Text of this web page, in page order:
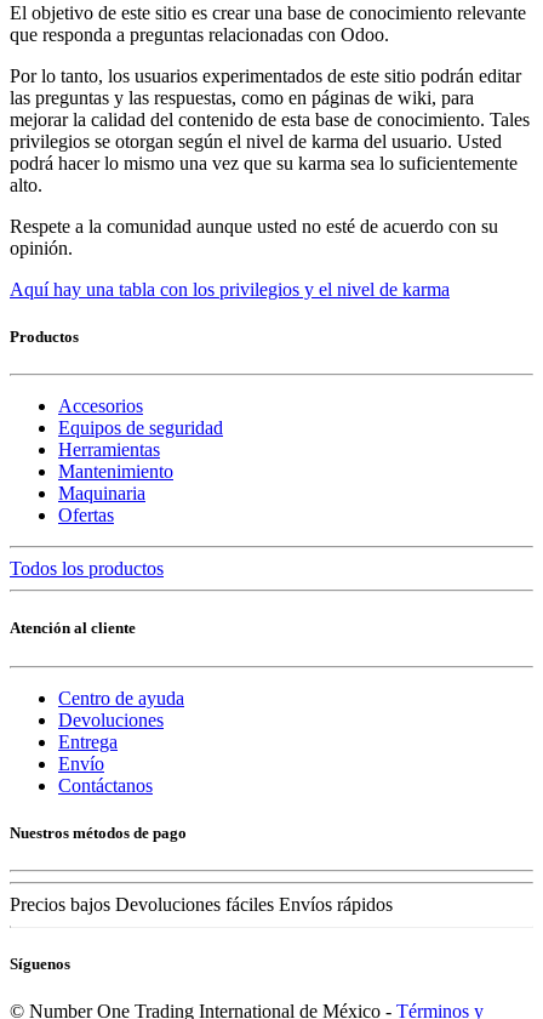
El objetivo de este sitio es crear una base de conocimiento relevante
que responda a preguntas relacionadas con Odoo.
Por lo tanto, los usuarios experimentados de este sitio podrán editar
las preguntas y las respuestas, como en páginas de wiki, para
mejorar la calidad del contenido de esta base de conocimiento. Tales
privilegios se otorgan según el nivel de karma del usuario. Usted
podrá hacer lo mismo una vez que su karma sea lo suficientemente
alto.
Respete a la comunidad aunque usted no esté de acuerdo con su
opinión.
Aquí hay una tabla con los privilegios y el nivel de karma
Productos
Accesorios
Equipos de seguridad
Herramientas
Mantenimiento
Maquinaria
Ofertas
Todos los productos
Atención al cliente
Centro de ayuda
Devoluciones
Entrega
Envío
Contáctanos
Nuestros métodos de pago
Precios bajos Devoluciones fáciles Envíos rápidos
Síguenos
© Number One Trading International de México - Términos y